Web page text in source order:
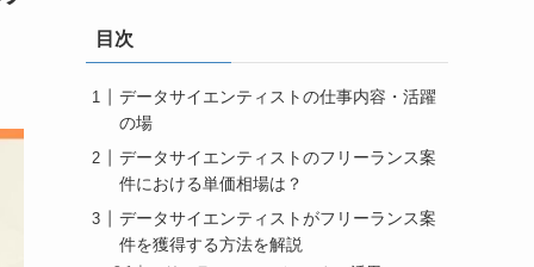
目次
データサイエンティストの仕事内容・活躍
の場
データサイエンティストのフリーランス案
件における単価相場は？
データサイエンティストがフリーランス案
件を獲得する方法を解説